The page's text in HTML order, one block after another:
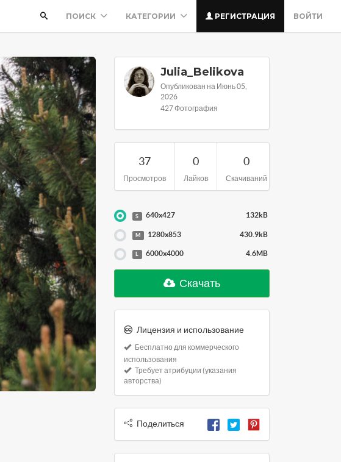
ПОИСК КАТЕГОРИИ РЕГИСТРАЦИЯ ВОЙТИ
Julia_Belikova
Опубликован на Июнь 05,
2026
427 Фотография
37
Просмотров
0
Лайков
0
Скачиваний
S 640x427 132kB
M 1280x853 430.9kB
L 6000x4000 4.6MB
Скачать
Лицензия и использование
Бесплатно для коммерческого
использования
Требует атрибуции (указания
авторства)
Поделиться